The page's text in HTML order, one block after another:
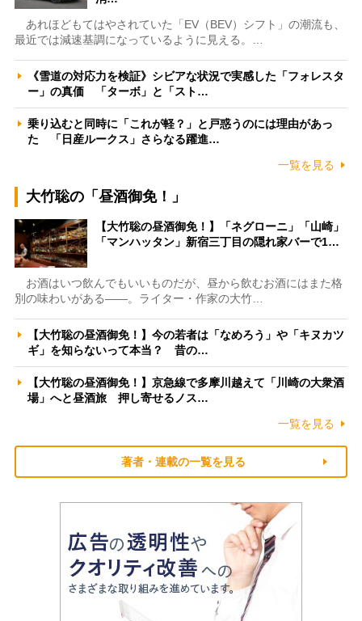
あれほどもてはやされていた「EV（BEV）シフト」の潮流も、
最近では減速基調になっているように見える。…
《雪道の対応力を検証》シビアな状況で実感した「フォレスタ
ー」の真価 「ターボ」と「スト…
乗り込むと同時に「これが軽？」と戸惑うのには理由があっ
た 「日産ルークス」さらなる躍進…
一覧を見る
大竹聡の「昼酒御免！」
【大竹聡の昼酒御免！】「ネグローニ」「山崎」
「マンハッタン」新宿三丁目の隠れ家バーで1…
お酒はいつ飲んでもいいものだが、昼から飲むお酒にはまた格
別の味わいがある――。ライター・作家の大竹…
【大竹聡の昼酒御免！】今の若者は「なめろう」や「キヌカツ
ギ」を知らないって本当？ 昔の…
【大竹聡の昼酒御免！】京急線で多摩川越えて「川崎の大衆酒
場」へと昼酒旅 押し寄せるノス…
一覧を見る
著者・連載の一覧を見る